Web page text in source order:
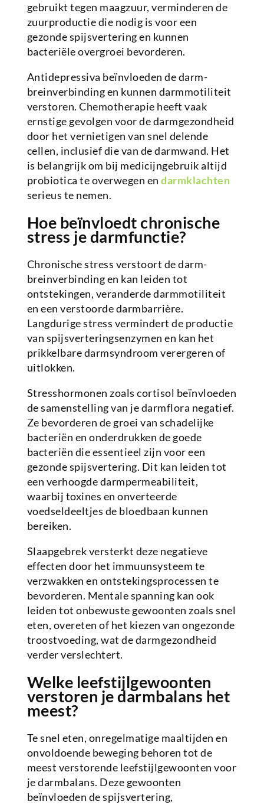
gebruikt tegen maagzuur, verminderen de
zuurproductie die nodig is voor een
gezonde spijsvertering en kunnen
bacteriële overgroei bevorderen.
Antidepressiva beïnvloeden de darm-
breinverbinding en kunnen darmmotiliteit
verstoren. Chemotherapie heeft vaak
ernstige gevolgen voor de darmgezondheid
door het vernietigen van snel delende
cellen, inclusief die van de darmwand. Het
is belangrijk om bij medicijngebruik altijd
probiotica te overwegen endarmklachten
serieus te nemen.
Hoe beïnvloedt chronische
stress je darmfunctie?
Chronische stress verstoort de darm-
breinverbinding en kan leiden tot
ontstekingen, veranderde darmmotiliteit
en een verstoorde darmbarrière.
Langdurige stress vermindert de productie
van spijsverteringsenzymen en kan het
prikkelbare darmsyndroom verergeren of
uitlokken.
Stresshormonen zoals cortisol beïnvloeden
de samenstelling van je darmflora negatief.
Ze bevorderen de groei van schadelijke
bacteriën en onderdrukken de goede
bacteriën die essentieel zijn voor een
gezonde spijsvertering. Dit kan leiden tot
een verhoogde darmpermeabiliteit,
waarbij toxines en onverteerde
voedseldeeltjes de bloedbaan kunnen
bereiken.
Slaapgebrek versterkt deze negatieve
effecten door het immuunsysteem te
verzwakken en ontstekingsprocessen te
bevorderen. Mentale spanning kan ook
leiden tot onbewuste gewoonten zoals snel
eten, overeten of het kiezen van ongezonde
troostvoeding, wat de darmgezondheid
verder verslechtert.
Welke leefstijlgewoonten
verstoren je darmbalans het
meest?
Te snel eten, onregelmatige maaltijden en
onvoldoende beweging behoren tot de
meest verstorende leefstijlgewoonten voor
je darmbalans. Deze gewoonten
beïnvloeden de spijsvertering,